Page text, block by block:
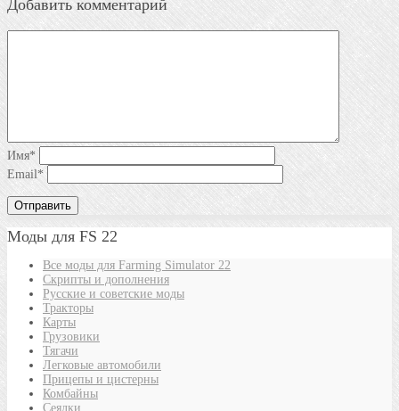
Добавить комментарий
Имя*
Email*
Моды для FS 22
Все моды для Farming Simulator 22
Скрипты и дополнения
Русские и советские моды
Тракторы
Карты
Грузовики
Тягачи
Легковые автомобили
Прицепы и цистерны
Комбайны
Сеялки